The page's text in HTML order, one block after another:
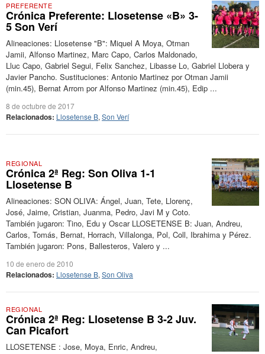
PREFERENTE
Crónica Preferente: Llosetense «B» 3-
5 Son Verí
Alineaciones: Llosetense "B": Miquel A Moya, Otman
Jamii, Alfonso Martinez, Marc Capo, Carlos Maldonado,
Lluc Capo, Gabriel Segui, Felix Sanchez, Libasse Lo, Gabriel Llobera y
Javier Pancho. Sustituciones: Antonio Martinez por Otman Jamii
(min.45), Bernat Arrom por Alfonso Martinez (min.45), Edip ...
8 de octubre de 2017
Relacionados: Llosetense B, Son Verí
REGIONAL
Crónica 2ª Reg: Son Oliva 1-1
Llosetense B
Alineaciones: SON OLIVA: Ángel, Juan, Tete, Llorenç,
José, Jaime, Cristian, Juanma, Pedro, Javi M y Coto.
También jugaron: Tino, Edu y Oscar LLOSETENSE B: Juan, Andreu,
Carlos, Tomás, Bernat, Horrach, Villalonga, Pol, Coll, Ibrahima y Pérez.
También jugaron: Pons, Ballesteros, Valero y ...
10 de enero de 2010
Relacionados: Llosetense B, Son Oliva
REGIONAL
Crónica 2ª Reg: Llosetense B 3-2 Juv.
Can Picafort
LLOSETENSE : Jose, Moya, Enric, Andreu,